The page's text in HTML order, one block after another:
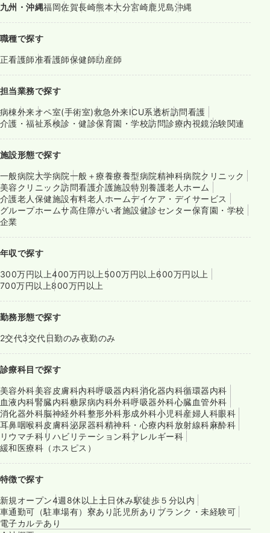
九州・沖縄福岡佐賀長崎熊本大分宮崎鹿児島沖縄
職種で探す
正看護師准看護師保健師助産師
担当業務で探す
病棟外来オペ室(手術室)救急外来ICU系透析訪問看護
介護・福祉系検診・健診保育園・学校訪問診療内視鏡治験関連
施設形態で探す
一般病院大学病院一般＋療養療養型病院精神科病院クリニック
美容クリニック訪問看護介護施設特別養護老人ホーム
介護老人保健施設有料老人ホームデイケア・デイサービス
グループホームサ高住障がい者施設健診センター保育園・学校
企業
年収で探す
300万円以上400万円以上 500万円以上600万円以上
700万円以上800万円以上
勤務形態で探す
2交代3交代日勤のみ夜勤のみ
診療科目で探す
美容外科美容皮膚科内科呼吸器内科消化器内科循環器内科
血液内科腎臓内科糖尿病内科外科呼吸器外科心臓血管外科
消化器外科脳神経外科整形外科形成外科小児科産婦人科眼科
耳鼻咽喉科皮膚科泌尿器科精神科・心療内科放射線科麻酔科
リウマチ科リハビリテーション科アレルギー科
緩和医療科（ホスピス）
特徴で探す
新規オープン4週8休以上 土日休み駅徒歩５分以内
車通勤可（駐車場有） 寮あり託児所あり ブランク・未経験可
電子カルテあり